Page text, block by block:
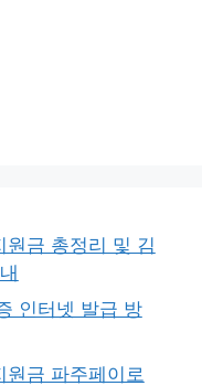
금 총정리 및 김
인터넷 발급 방
금 파주페이로